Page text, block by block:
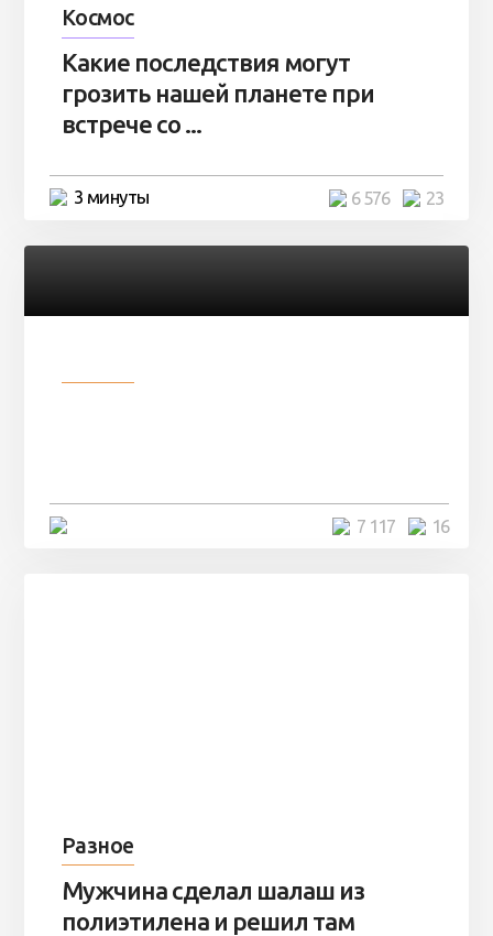
Космос
Какие последствия могут
грозить нашей планете при
встрече со ...
3 минуты 23
6 576
16
7 117
Разное
Мужчина сделал шалаш из
полиэтилена и решил там